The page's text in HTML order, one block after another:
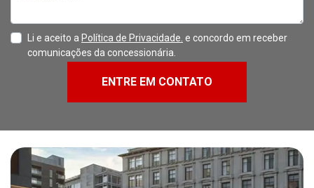
Li e aceito a Política de Privacidade. e concordo em receber
comunicações da concessionária.
ENTRE EM CONTATO